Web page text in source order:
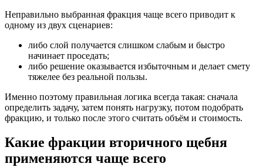
Неправильно выбранная фракция чаще всего приводит к
одному из двух сценариев:
либо слой получается слишком слабым и быстро
начинает проседать;
либо решение оказывается избыточным и делает смету
тяжелее без реальной пользы.
Именно поэтому правильная логика всегда такая: сначала
определить задачу, затем понять нагрузку, потом подобрать
фракцию, и только после этого считать объём и стоимость.
Какие фракции вторичного щебня
применяются чаще всего